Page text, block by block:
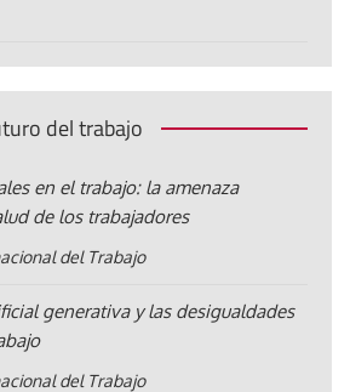
del trabajo
en el trabajo: la amenaza
de los trabajadores
del Trabajo
generativa y las desigualdades
del Trabajo